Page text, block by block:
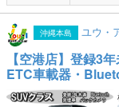
沖縄本島 ユウ・
【空港店】登録3
ETC車載器・